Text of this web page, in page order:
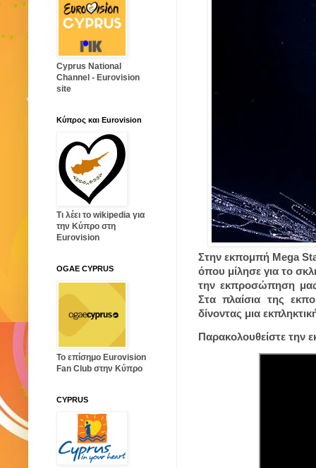
Στην εκπομπή Mega
όπου μίλησε για το
την εκπροσώπηση
Στα πλαίσια της
δίνοντας μια
Παρακολουθείστε
Cyprus National
Channel - Eurovision
site
Κύπρος και Eurovision
Τι λέει το wikipedia για
την Κύπρο στη
Eurovision
OGAE CYPRUS
Το επίσημο Eurovision
Fan Club στην Κύπρο
CYPRUS